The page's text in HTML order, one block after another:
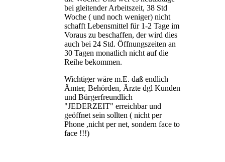
bei gleitender Arbeitszeit, 38 Std
Woche ( und noch weniger) nicht
schafft Lebensmittel für 1-2 Tage im
Voraus zu beschaffen, der wird dies
auch bei 24 Std. Öffnungszeiten an
30 Tagen monatlich nicht auf die
Reihe bekommen.
Wichtiger wäre m.E. daß endlich
Ämter, Behörden, Ärzte dgl Kunden
und Bürgerfreundlich
"JEDERZEIT" erreichbar und
geöffnet sein sollten ( nicht per
Phone ,nicht per net, sondern face to
face !!!)